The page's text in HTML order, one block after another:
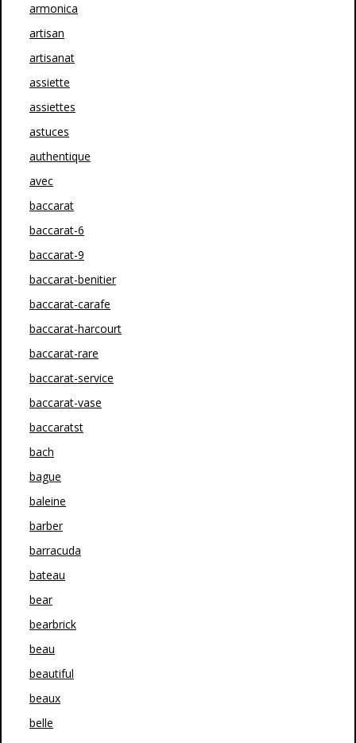
armonica
artisan
artisanat
assiette
assiettes
astuces
authentique
avec
baccarat
baccarat-6
baccarat-9
baccarat-benitier
baccarat-carafe
baccarat-harcourt
baccarat-rare
baccarat-service
baccarat-vase
baccaratst
bach
bague
baleine
barber
barracuda
bateau
bear
bearbrick
beau
beautiful
beaux
belle